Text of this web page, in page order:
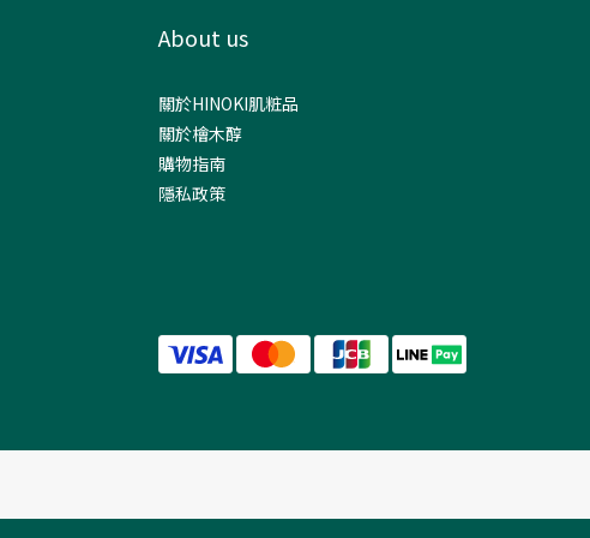
About us
關於HINOKI肌粧品
關於檜木醇
購物指南
隱私政策